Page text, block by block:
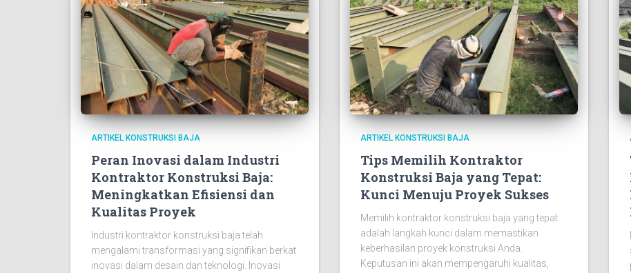
ARTIKEL KONSTRUKSI BAJA
Peran Inovasi dalam Industri
Kontraktor Konstruksi Baja:
Meningkatkan Efisiensi dan
Kualitas Proyek
Industri kontraktor konstruksi baja telah
mengalami transformasi yang signifikan berkat
inovasi dalam desain dan teknologi. Inovasi
ARTIKEL KONSTRUKSI BAJA
Tips Memilih Kontraktor
Konstruksi Baja yang Tepat:
Kunci Menuju Proyek Sukses
Memilih kontraktor konstruksi baja yang tepat
adalah langkah kunci dalam memastikan
keberhasilan proyek konstruksi Anda.
Keputusan ini akan mempengaruhi kualitas,